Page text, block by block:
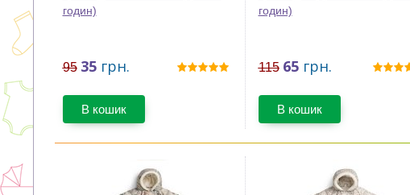
годин)
95 35 грн.
В кошик
годин)
115 65 грн.
В кошик